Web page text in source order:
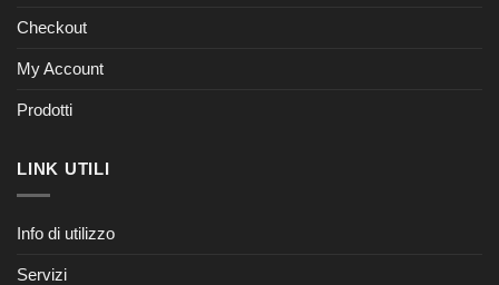
Checkout
My Account
Prodotti
LINK UTILI
Info di utilizzo
Servizi